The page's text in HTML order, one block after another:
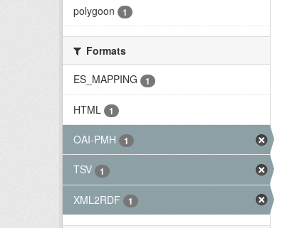
polygoon 1
Formats
ES_MAPPING
1
HTML 1
OAI-PMH 1
TSV 1
XML2RDF 1